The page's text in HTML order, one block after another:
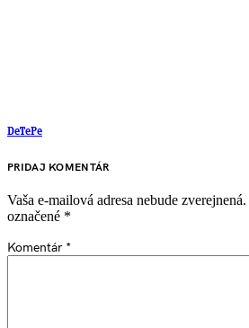
DeTePe
PRIDAJ KOMENTÁR
Vaša e-mailová adresa nebude zverejnená.
označené *
Komentár *